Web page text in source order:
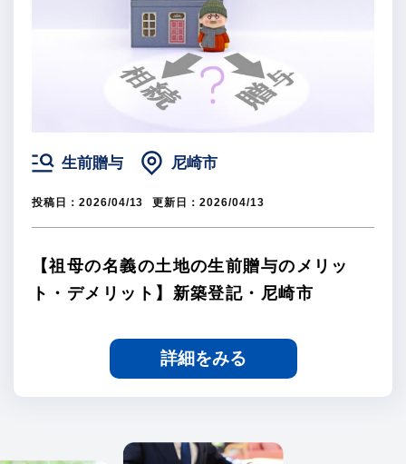
生前贈与 尼崎市
投稿日： 2026/04/13 更新日：2026/04/13
【祖母の名義の土地の生前贈与のメリッ
ト・デメリット】新築登記・尼崎市
詳細をみる